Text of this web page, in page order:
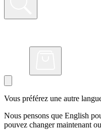
Vous préférez une autre
Nous pensons que English
pouvez changer maintenant